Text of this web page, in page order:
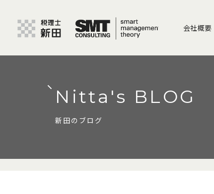
会社概要
Nitta's BLOG
新田のブログ